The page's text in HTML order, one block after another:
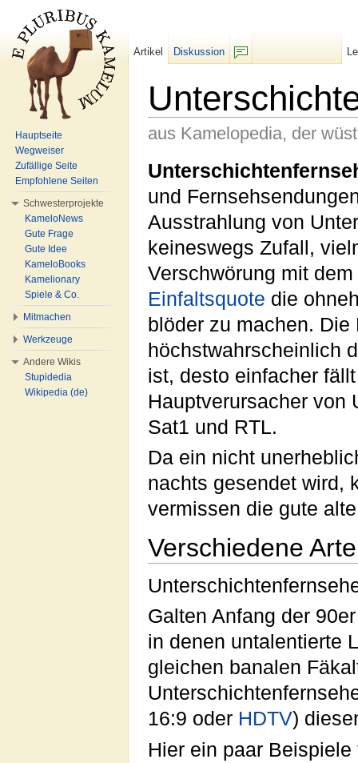
aus Kamelopedia, der
und
Ausstrahlung von
keineswegs Zufall,
Verschwörung mit
Einfaltsquote die
blöder zu machen.
höchstwahrscheinlich
ist, desto einfacher
Hauptverursacher von
Sat1 und RTL.
Da ein nicht
nachts gesendet wird,
vermissen die gute
Verschiedene
Galten Anfang der
in denen untalentierte
gleichen banalen
16:9 oder HDTV)
Hier ein paar
Artikel
Diskussion
Hauptseite
Wegweiser
Zufällige Seite
Empfohlene Seiten
Schwesterprojekte
KameloNews
Gute Frage
Gute Idee
KameloBooks
Kamelionary
Spiele & Co.
Mitmachen
Werkzeuge
Andere Wikis
Stupidedia
Wikipedia (de)